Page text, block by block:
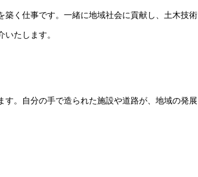
く仕事です。一緒に地域社会に貢献し、土木技術
たします。
。自分の手で造られた施設や道路が、地域の発展